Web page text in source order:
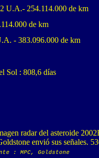
U.A.- 254.114.000 de km
de km
- 383.096.000 de km
Sol : 808,6 días
radar del asteroide
envió sus señales.
: MPC, Goldstone